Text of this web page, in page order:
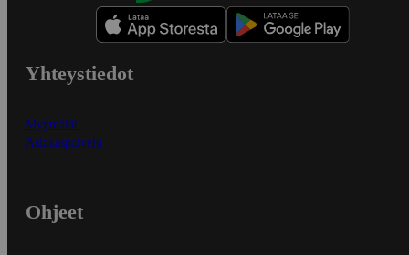
Yhteystiedot
Myymälät
Asiakaspalvelu
Ohjeet